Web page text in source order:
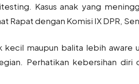
Kasus anak yang
Rapat dengan Komisi IX DPR,
maupun balita lebih aware
Perhatikan kebersihan diri